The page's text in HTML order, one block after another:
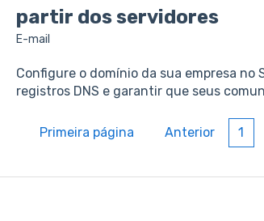
partir dos servidores
E-mail
Configure o domínio da sua empresa
registros DNS e garantir que seus
Primeira página Anterior 1